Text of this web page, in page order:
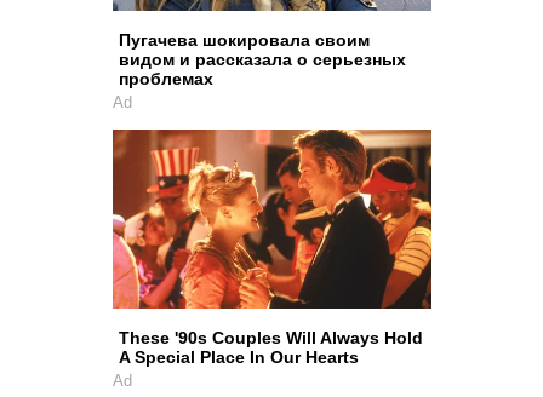
Пугачева шокировала своим
видом и рассказала о серьезных
проблемах
Ad
These '90s Couples Will Always Hold
A Special Place In Our Hearts
Ad